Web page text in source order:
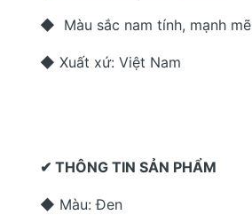
◆ Màu sắc nam tính, mạnh mẽ
◆ Xuất xứ: Việt Nam
✔ THÔNG TIN SẢN PHẨM
◆ Màu: Đen